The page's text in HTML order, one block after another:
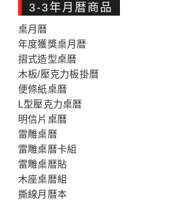
3-3年月暦商品
桌月曆
年度獲獎桌月暦
摺式造型桌曆
木板/壓克力板掛曆
便條紙桌曆
L型壓克力桌暦
明信片桌曆
雷雕桌曆
雷雕桌曆卡組
雷雕桌暦貼
木座桌暦組
撕線月曆本